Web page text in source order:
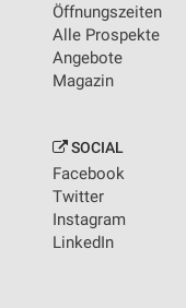
Öffnungszeiten
Alle Prospekte
Angebote
Magazin
SOCIAL
Facebook
Twitter
Instagram
LinkedIn